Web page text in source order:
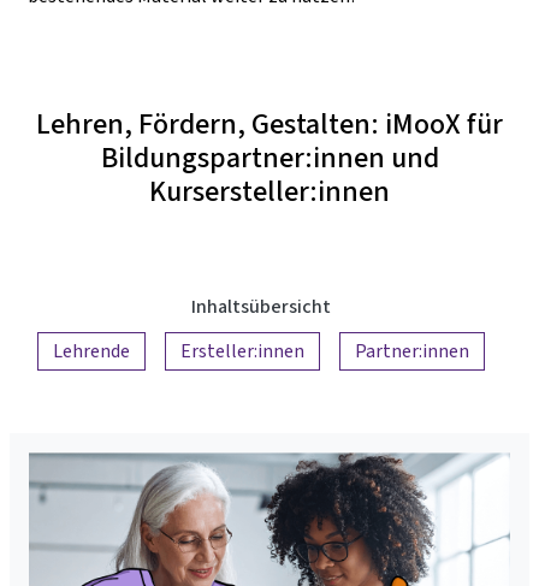
Lehren, Fördern, Gestalten: iMooX für
Bildungspartner:innen und
Kursersteller:innen
Inhaltsübersicht
Lehrende
Ersteller:innen Partner:innen